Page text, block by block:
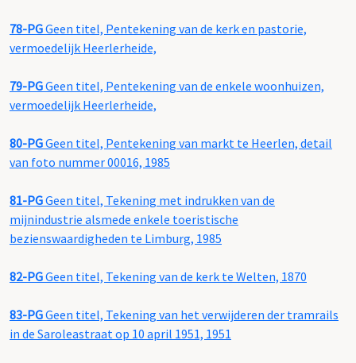
78-PGGeen titel, Pentekening van de kerk en pastorie,
vermoedelijk Heerlerheide,
79-PGGeen titel, Pentekening van de enkele woonhuizen,
vermoedelijk Heerlerheide,
80-PGGeen titel, Pentekening van markt te Heerlen, detail
van foto nummer 00016, 1985
81-PGGeen titel, Tekening met indrukken van de
mijnindustrie alsmede enkele toeristische
bezienswaardigheden te Limburg, 1985
82-PGGeen titel, Tekening van de kerk te Welten, 1870
83-PGGeen titel, Tekening van het verwijderen der tramrails
in de Saroleastraat op 10 april 1951, 1951